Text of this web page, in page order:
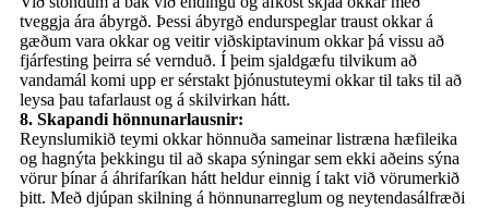
tveggja ára ábyrgð. Þessi ábyrgð endurspeglar traust okkar á
gæðum vara okkar og veitir viðskiptavinum okkar þá vissu að
fjárfesting þeirra sé vernduð. Í þeim sjaldgæfu tilvikum að
vandamál komi upp er sérstakt þjónustuteymi okkar til taks til að
leysa þau tafarlaust og á skilvirkan hátt.
8. Skapandi hönnunarlausnir:
Reynslumikið teymi okkar hönnuða sameinar listræna hæfileika
og hagnýta þekkingu til að skapa sýningar sem ekki aðeins sýna
vörur þínar á áhrifaríkan hátt heldur einnig í takt við vörumerkið
þitt. Með djúpan skilning á hönnunarreglum og neytendasálfræði